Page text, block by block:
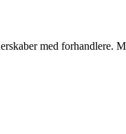
med forhandlere.